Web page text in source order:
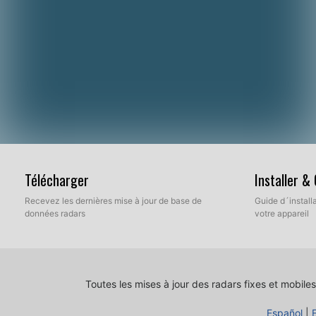
Télécharger
Recevez les dernières mise à jour de base de
données radars
Installer &
Guide
votre appareil
Toutes les mises à jour des radars fixes et
Español